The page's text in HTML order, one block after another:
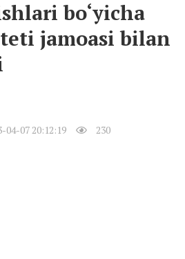
bo‘yicha
jamoasi bilan
04-07 20:12:19 230